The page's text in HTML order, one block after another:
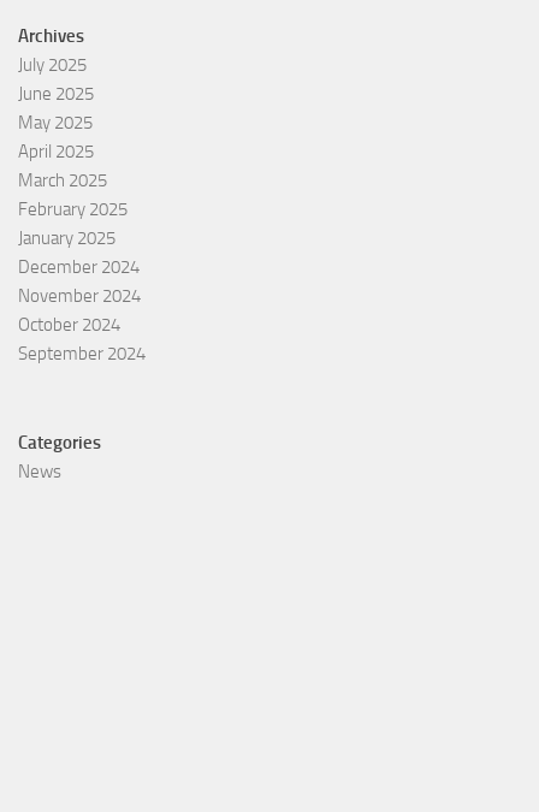
Archives
July 2025
June 2025
May 2025
April 2025
March 2025
February 2025
January 2025
December 2024
November 2024
October 2024
September 2024
Categories
News